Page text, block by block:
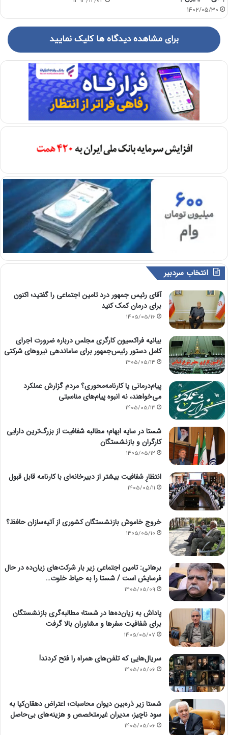
1402/05/30
برای مشاهده دیدگاه ها کلیک نمایید
انتخاب سردبیر
آقای رئیس جمهور درد تامین اجتماعی را گفتید؛ اکنون
برای درمان کمک کنید
1405/05/16
بیانیه فراکسیون کارگری مجلس درباره ضرورت اجرای
کامل دستور رئیس‌جمهور برای ساماندهی نیروهای شرکتی
1405/05/14
پیام‌درمانی یا کارنامه‌محوری؟ مردم گزارش عملکرد
می‌خواهند، نه انبوه پیام‌های مناسبتی
1405/05/13
شستا در سایه ابهام؛ مطالبه شفافیت از بزرگ‌ترین دارایی
کارگران و بازنشستگان
1405/05/12
انتظارِ شفافیت بیشتر از دبیرخانه‌ای با کارنامه قابل قبول
1405/05/11
خروج خاموش بازنشستگان کشوری از آتیه‌سازان حافظ؟
1405/05/10
برهانی: تامین اجتماعی زیر بار شرکت‌های زیان‌ده در حال
فرسایش است / شستا را به حیاط خلوت…
1405/05/09
پاداش به زیان‌ده‌ها در شستا؛ مطالبه‌گری بازنشستگان
برای شفافیت سفرها و مشاوران بالا گرفت
1405/05/07
سریال‌هایی که تلفن‌های همراه را فتح کردند!
1405/05/06
شستا زیر ذره‌بین دیوان محاسبات؛ اعتراض دهقان‌کیا به
سود ناچیز، مدیران غیرمتخصص و هزینه‌های بی‌حاصل
1405/05/06